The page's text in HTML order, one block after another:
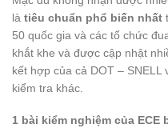
là tiêu chuẩn phổ biến nhất
50 quốc gia và các tổ chức
khắt khe và được cập nhật
kết hợp của cả DOT –
kiểm tra khác.
1 bài kiểm nghiệm của ECE